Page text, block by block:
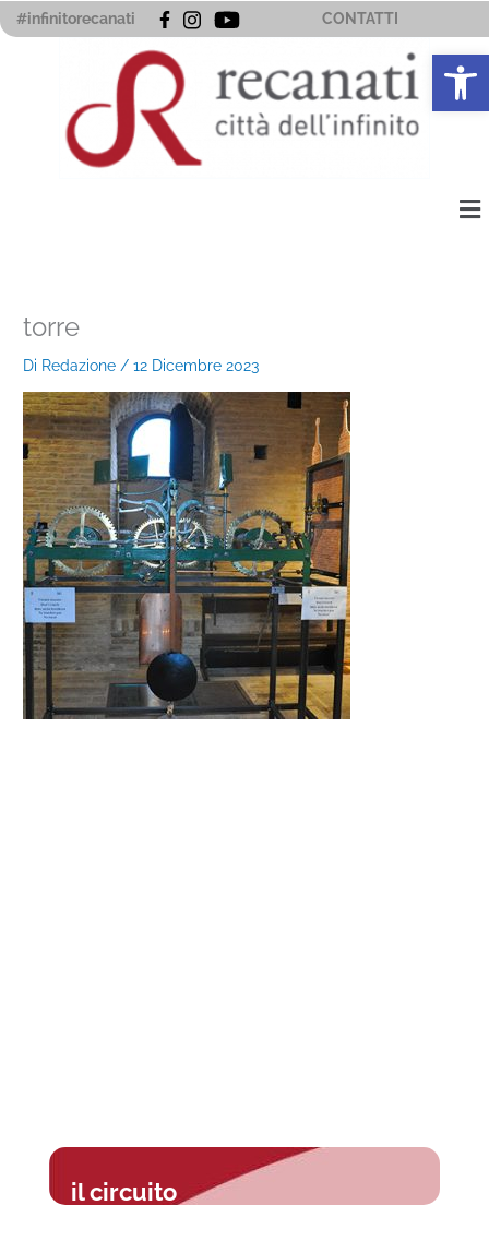
Vai
al
#infinitorecanati CONTATTI
torre
Di Redazione /12 Dicembre 2023
il circuito
Apri la